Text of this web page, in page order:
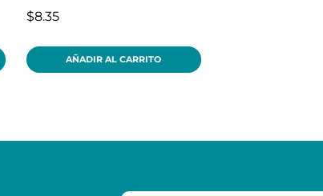
$8.35
AÑADIR AL CARRITO